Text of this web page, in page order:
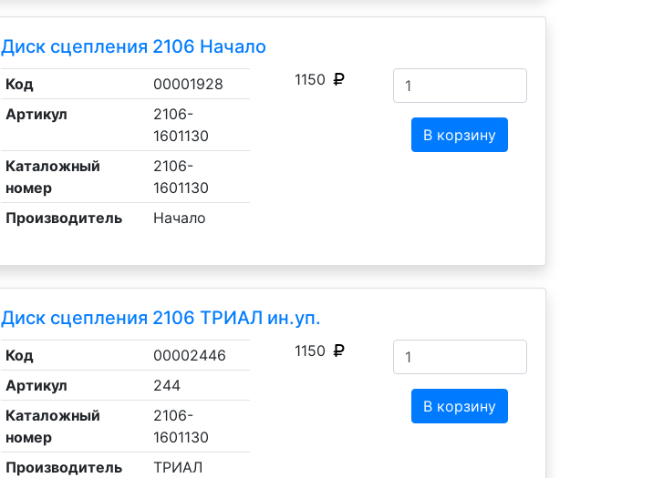
Диск сцепления 2106 Начало
Код
00001928
Артикул
2106-
1601130
Каталожный
номер
2106-
1601130
Производитель
Начало
1150
В корзину
Диск сцепления 2106 ТРИАЛ ин.уп.
Код
00002446
Артикул
244
Каталожный
номер
2106-
1601130
Производитель
ТРИАЛ
1150
В корзину